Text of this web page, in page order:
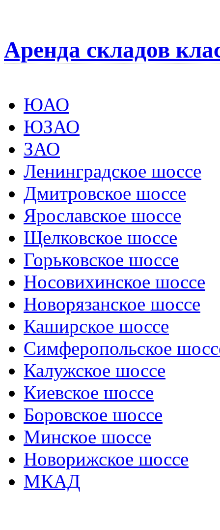
Аренда складов
ЮАО
ЮЗАО
ЗАО
Ленинградское шоссе
Дмитровское шоссе
Ярославское шоссе
Щелковское шоссе
Горьковское шоссе
Носовихинское шоссе
Новорязанское шоссе
Каширское шоссе
Симферопольское
Калужское шоссе
Киевское шоссе
Боровское шоссе
Минское шоссе
Новорижское шоссе
МКАД